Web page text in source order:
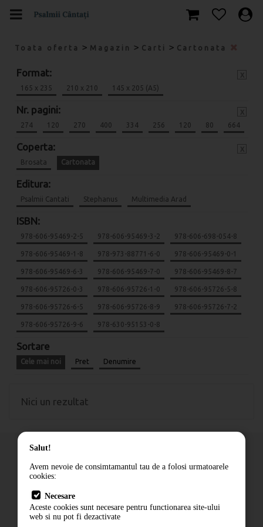
Toata oferta > Magazin > Carti > Cartonata
Format:
165 x 235 210 x 210 145 x 205 (A5)
Nr. pagini:
274 120 270 400 334 256 120 80 664
Coperta:
Brosata Cartonata
Editura:
Psalmii Cantati Stephanus Multimedia Arad
ISBN:
978-606-95469-2-5 978-606-95469-3-2 978-606-698-054-8
978-606-95469-1-8 978-973-88771-6-0 978-606-95469-0-1
978-606-95469-6-3 978-606-95469-7-0 978-606-95469-8-7
978-606-95726-0-3 978-606-95726-1-0 978-606-95726-5-8
978-606-95726-6-5 978-606-95726-8-9 978-606-95726-7-2
978-606-95726-9-6 978-630-95153-0-8
Sortare
Cele mai noi Pret Denumire
Nici un rezultat
Cum comand
Livrare
Contact
Salut!
Avem nevoie de consimtamantul tau de a folosi urmatoarele
cookies:
Necesare
Aceste cookies sunt necesare pentru functionarea site-ului
web si nu pot fi dezactivate